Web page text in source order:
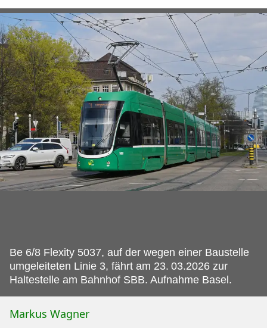
Be 6/8 Flexity 5037, auf der wegen einer Baustelle
umgeleiteten Linie 3, fährt am 23. 03.2026 zur
Haltestelle am Bahnhof SBB. Aufnahme Basel.
Markus Wagner